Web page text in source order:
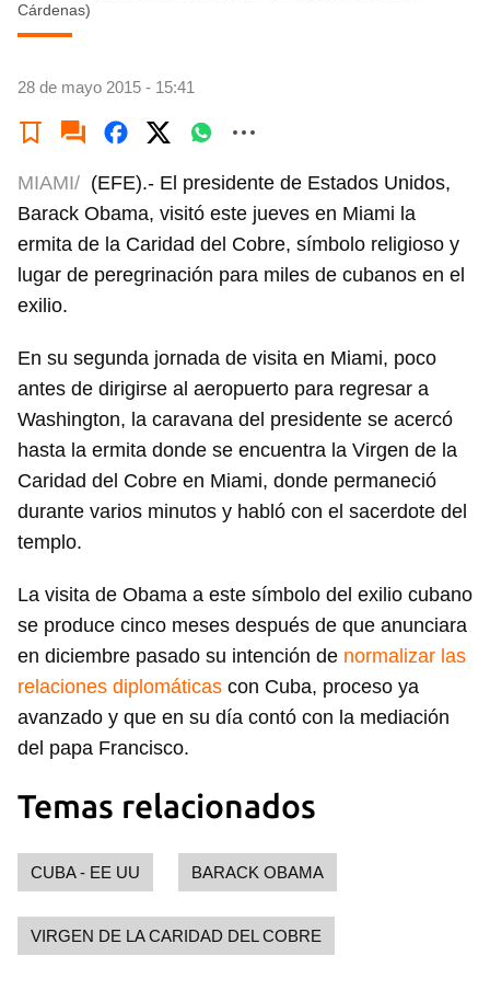
Cárdenas)
28 de mayo 2015 - 15:41
MIAMI/ (EFE).- El presidente de Estados Unidos,
Barack Obama, visitó este jueves en Miami la
ermita de la Caridad del Cobre, símbolo religioso y
lugar de peregrinación para miles de cubanos en el
exilio.
En su segunda jornada de visita en Miami, poco
antes de dirigirse al aeropuerto para regresar a
Washington, la caravana del presidente se acercó
hasta la ermita donde se encuentra la Virgen de la
Caridad del Cobre en Miami, donde permaneció
durante varios minutos y habló con el sacerdote del
templo.
La visita de Obama a este símbolo del exilio cubano
se produce cinco meses después de que anunciara
en diciembre pasado su intención de normalizar las
relaciones diplomáticas con Cuba, proceso ya
avanzado y que en su día contó con la mediación
del papa Francisco.
Temas relacionados
CUBA - EE UU BARACK OBAMA
VIRGEN DE LA CARIDAD DEL COBRE